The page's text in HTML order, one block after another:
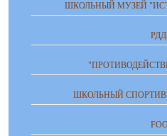
ШКОЛЬНЫЙ МУЗЕЙ
ШКОЛЬНЫЙ